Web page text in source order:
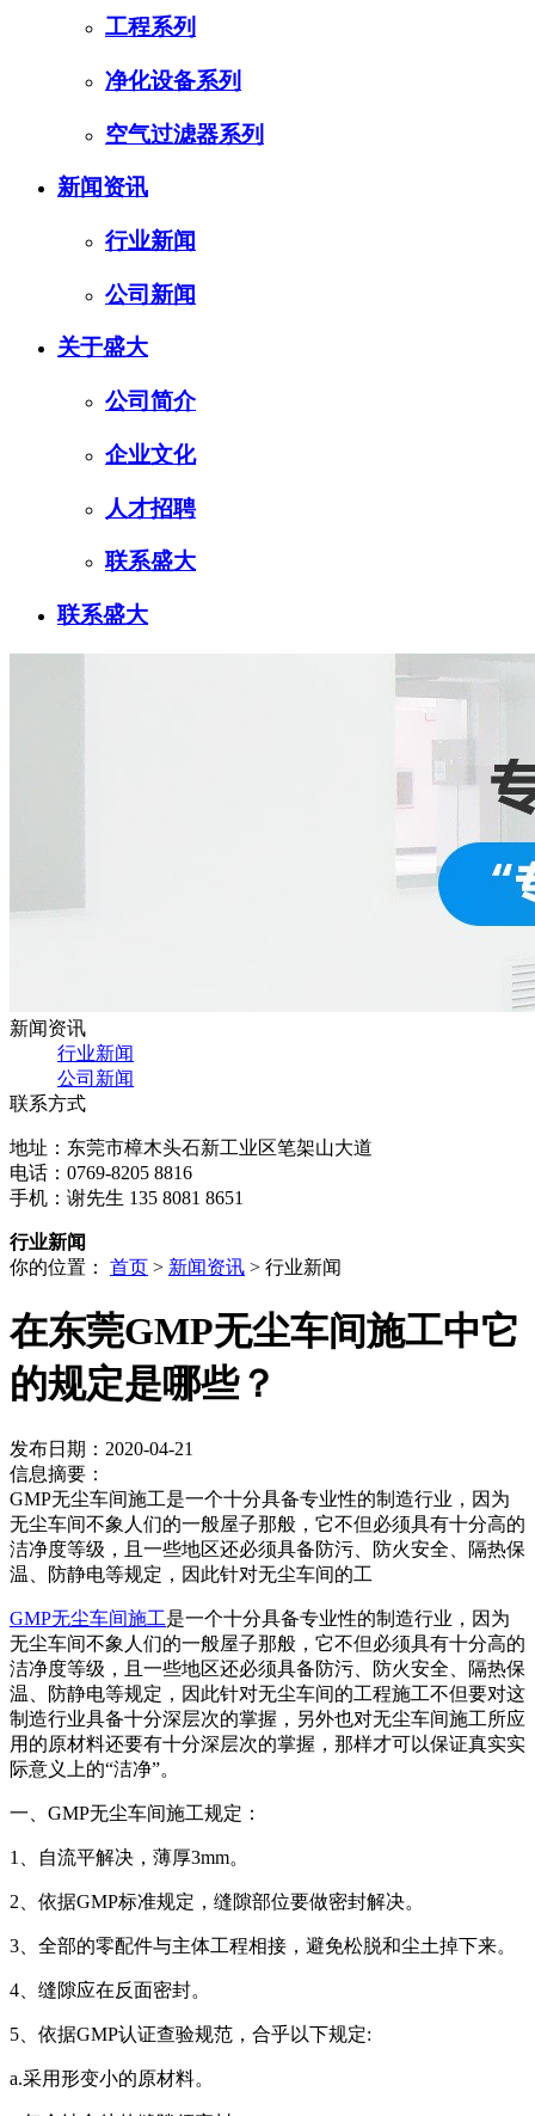
工程系列
净化设备系列
空气过滤器系列
新闻资讯
行业新闻
公司新闻
关于盛大
公司简介
企业文化
人才招聘
联系盛大
联系盛大
新闻资讯
行业新闻
公司新闻
联系方式
地址：东莞市樟木头石新工业区笔架山大道
电话：0769-8205 8816
手机：谢先生 135 8081 8651
行业新闻
你的位置： 首页 > 新闻资讯 > 行业新闻
在东莞GMP无尘车间施工中它
的规定是哪些？
发布日期：2020-04-21
信息摘要：
GMP无尘车间施工是一个十分具备专业性的制造行业，因为
无尘车间不象人们的一般屋子那般，它不但必须具有十分高的
洁净度等级，且一些地区还必须具备防污、防火安全、隔热保
温、防静电等规定，因此针对无尘车间的工
GMP无尘车间施工是一个十分具备专业性的制造行业，因为
无尘车间不象人们的一般屋子那般，它不但必须具有十分高的
洁净度等级，且一些地区还必须具备防污、防火安全、隔热保
温、防静电等规定，因此针对无尘车间的工程施工不但要对这
制造行业具备十分深层次的掌握，另外也对无尘车间施工所应
用的原材料还要有十分深层次的掌握，那样才可以保证真实实
际意义上的“洁净”。
一、GMP无尘车间施工规定：
1、自流平解决，薄厚3mm。
2、依据GMP标准规定，缝隙部位要做密封解决。
3、全部的零配件与主体工程相接，避免松脱和尘土掉下来。
4、缝隙应在反面密封。
5、依据GMP认证查验规范，合乎以下规定:
a.采用形变小的原材料。